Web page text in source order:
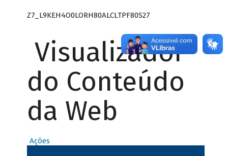
Z7_L9KEH4O0LORH80ALCLTPF80S27
Visualizador
do Conteúdo
da Web
Ações